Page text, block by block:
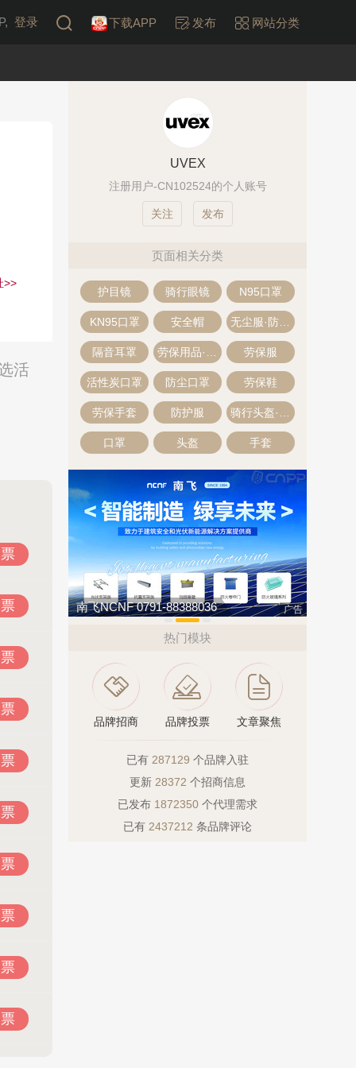
登录 下载APP 发布 网站分类
>>
活
UVEX
注册用户-CN102524的个人账号
发布
页面相关分类
护目镜 骑行眼镜 N95口罩
KN95口罩 安全帽 无尘服·防尘服
隔音耳罩 劳保服
活性炭口罩 防尘口罩 劳保鞋
劳保手套 防护服
口罩 头盔 手套
万嘉WANJIA 400-861-6677 广告
热门模块
品牌招商 品牌投票 文章聚焦
已有 287129 个品牌入驻
更新 28372 个招商信息
已发布 1872350 个代理需求
已有 2437212 条品牌评论